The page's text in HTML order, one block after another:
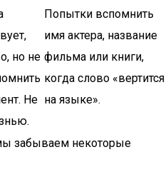
но не
Не
Попытки вспомнить
имя актера, название
фильма или книги,
когда слово «вертится
на языке».
забываем некоторые